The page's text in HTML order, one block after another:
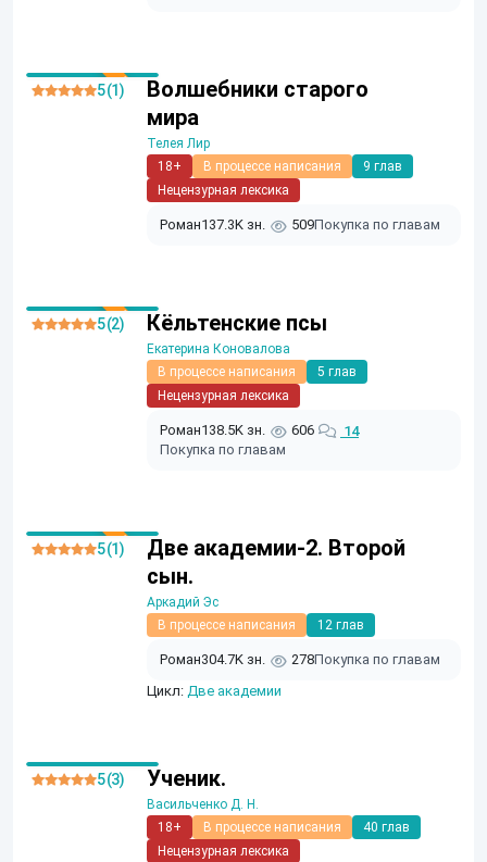
Волшебники старого
мира
Телея Лир
18+
В процессе написания
9 глав
Нецензурная лексика
Роман137.3K зн. 509Покупка по главам
5 (1)
Кёльтенские псы
Екатерина Коновалова
В процессе написания
5 глав
Нецензурная лексика
Роман138.5K зн. 606
14
Покупка по главам
5 (2)
Две академии-2. Второй
сын.
Аркадий Эс
В процессе написания
12 глав
Роман304.7K зн. 278Покупка по главам
Цикл: Две академии
5 (1)
Ученик.
Васильченко Д. Н.
18+
В процессе написания
40 глав
Нецензурная лексика
5 (3)